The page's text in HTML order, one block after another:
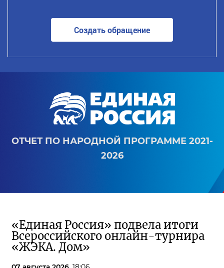
Создать обращение
ОТЧЕТ ПО НАРОДНОЙ ПРОГРАММЕ 2021-
2026
«Единая Россия» подвела итоги
Всероссийского онлайн-турнира
«ЖЭКА. Дом»